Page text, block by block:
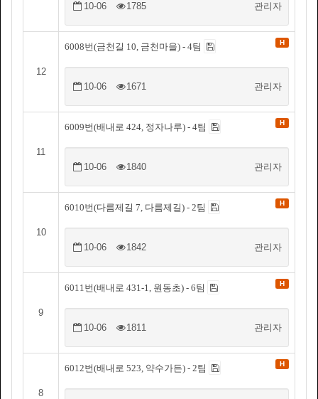
10-06 1785 관리자
12
6008번(금천길 10, 금천마을) - 4팀 H
10-06 1671 관리자
11
6009번(배내로 424, 정자나루) - 4팀 H
10-06 1840 관리자
10
6010번(다름제길 7, 다름제길) - 2팀 H
10-06 1842 관리자
9
6011번(배내로 431-1, 원동초) - 6팀 H
10-06 1811 관리자
8
6012번(배내로 523, 약수가든) - 2팀 H